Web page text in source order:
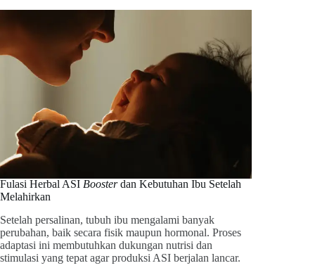
Fulasi Herbal ASI Boosterdan Kebutuhan Ibu Setelah
Melahirkan
Setelah persalinan, tubuh ibu mengalami banyak
perubahan, baik secara fisik maupun hormonal. Proses
adaptasi ini membutuhkan dukungan nutrisi dan
stimulasi yang tepat agar produksi ASI berjalan lancar.